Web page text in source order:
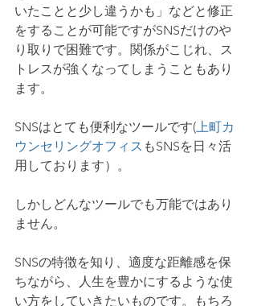
いたことと少し違うかも」などと修正
をすることが可能ですがSNSだけのや
り取りで困難です。関係がこじれ、ス
トレスが強くなってしまうこともあり
ます。
SNSはとても便利なツールです(上町カ
ウンセリングオフィス もSNSを日々活
用しております）。
しかしどんなツールでも万能ではあり
ません。
SNSの特徴を知り、適度な距離感を保
ちながら、人生を豊かにするような使
い方をしていきたいものです。もちろ